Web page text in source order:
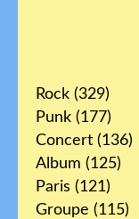
Rock (329)
Punk (177)
Concert (136)
Album (125)
Paris (121)
Groupe (115)